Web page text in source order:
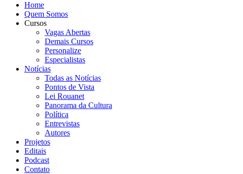
Home
Quem Somos
Cursos
Vagas Abertas
Demais Cursos
Personalize
Especialistas
Notícias
Todas as Notícias
Pontos de Vista
Lei Rouanet
Panorama da Cultura
Política
Entrevistas
Autores
Projetos
Editais
Podcast
Contato